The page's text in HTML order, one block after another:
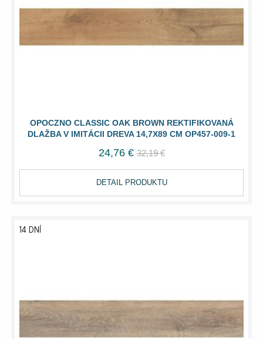
OPOCZNO CLASSIC OAK BROWN REKTIFIKOVANÁ
DLAŽBA V IMITÁCII DREVA 14,7X89 CM OP457-009-1
24,76 € 32,19 €
DETAIL PRODUKTU
14 DNÍ